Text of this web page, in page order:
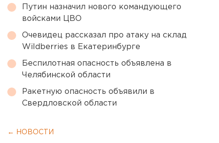
Путин назначил нового командующего
войсками ЦВО
Очевидец рассказал про атаку на склад
Wildberries в Екатеринбурге
Беспилотная опасность объявлена в
Челябинской области
Ракетную опасность объявили в
Свердловской области
← НОВОСТИ